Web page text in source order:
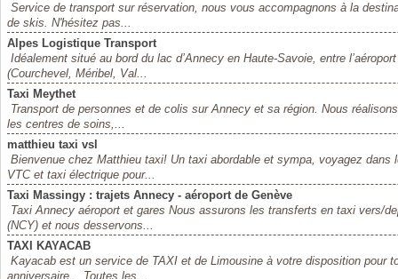
Service de transport sur réservation, nous vous accompagnons à la
de skis. N'hésitez pas...
Alpes Logistique Transport
Idéalement situé au bord du lac d’Annecy en Haute-Savoie, entre
(Courchevel, Méribel, Val...
Taxi Meythet
Transport de personnes et de colis sur Annecy et sa région. Nous
les centres de soins,...
matthieu taxi vsl
Bienvenue chez Matthieu taxi! Un taxi abordable et sympa, voyagez
VTC et taxi électrique pour...
Taxi Massingy : trajets Annecy - aéroport de Genève
Taxi Annecy aéroport et gares Nous assurons les transferts en taxi vers/
(NCY) et nous desservons...
TAXI KAYACAB
Kayacab est un service de TAXI et de Limousine à votre disposition pour
anniversaire... Toutes les...